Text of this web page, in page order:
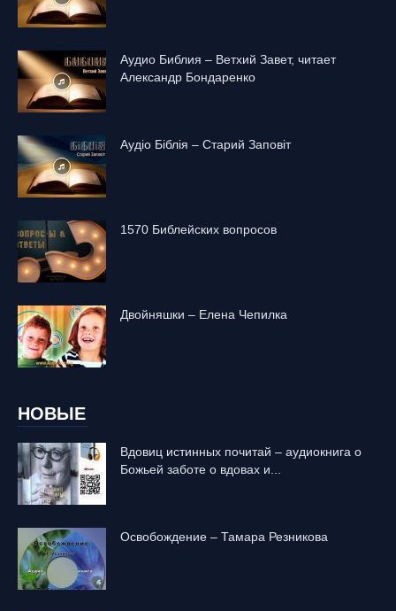
Аудио Библия – Ветхий Завет, читает
Александр Бондаренко
Аудіо Біблія – Старий Заповіт
1570 Библейских вопросов
Двойняшки – Елена Чепилка
НОВЫЕ
Вдовиц истинных почитай – аудиокнига о
Божьей заботе о вдовах и...
Освобождение – Тамара Резникова